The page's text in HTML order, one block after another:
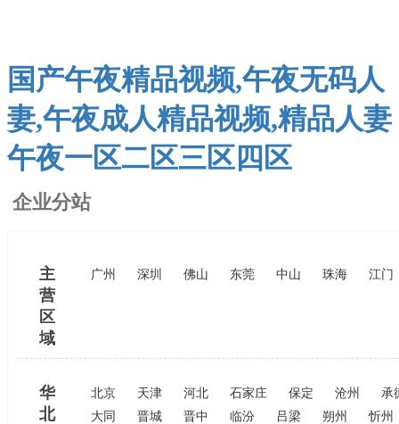
国产午夜精品视频,午夜无码人
妻,午夜成人精品视频,精品人妻
午夜一区二区三区四区
企业分站
主
营
区
域
广州 深圳 佛山 东莞 中山 珠海 江门
华
北
北京 天津 河北 石家庄 保定 沧州
承
大同
晋城 晋中 临汾 吕梁 朔州
忻州